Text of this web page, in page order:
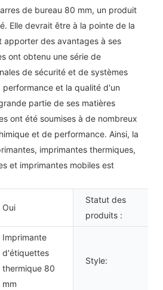
de bureau 80 mm, un produit
Elle devrait être à la pointe de la
des avantages à ses
ont obtenu une série de
de sécurité et de systèmes
et la qualité d'un
partie de ses matières
ont été soumises à de nombreux
et de performance. Ainsi, la
imprimantes thermiques,
et imprimantes mobiles est
Oui
Statut des
produits :
Imprimante
d'étiquettes
thermique 80
mm
Style: